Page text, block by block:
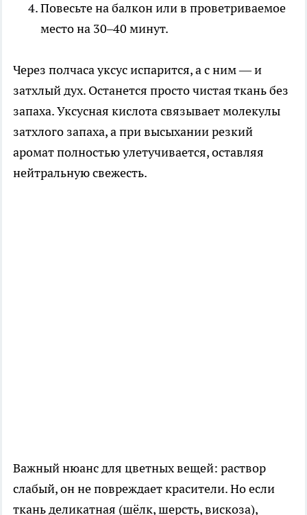
Повесьте на балкон или в проветриваемое
место на 30–40 минут.
Через полчаса уксус испарится, а с ним — и
затхлый дух. Останется просто чистая ткань без
запаха. Уксусная кислота связывает молекулы
затхлого запаха, а при высыхании резкий
аромат полностью улетучивается, оставляя
нейтральную свежесть.
Важный нюанс для цветных вещей: раствор
слабый, он не повреждает красители. Но если
ткань деликатная (шёлк, шерсть, вискоза),